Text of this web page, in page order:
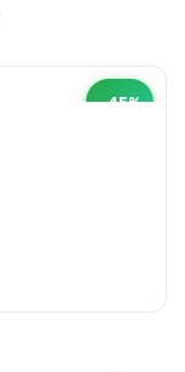
-45%